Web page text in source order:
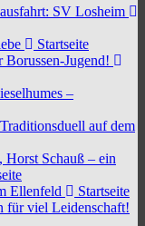
SV Losheim
Startseite
Borussen-Jugend!
–
auf dem
Horst Schauß – ein
Ellenfeld
Startseite
für viel Leidenschaft!